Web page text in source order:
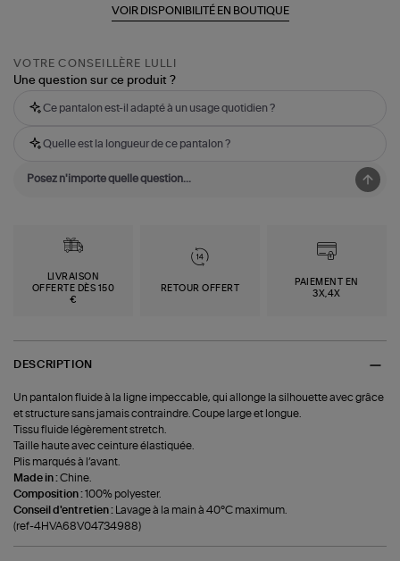
VOIR DISPONIBILITÉ EN BOUTIQUE
VOTRE CONSEILLÈRE LULLI
Une question sur ce produit ?
Ce pantalon est-il adapté à un usage quotidien ?
Quelle est la longueur de ce pantalon ?
LIVRAISON
OFFERTE DÈS 150
€
RETOUR OFFERT
PAIEMENT EN
3X,4X
DESCRIPTION
Un pantalon fluide à la ligne impeccable, qui allonge la silhouette avec grâce
et structure sans jamais contraindre. Coupe large et longue.
Tissu fluide légèrement stretch.
Taille haute avec ceinture élastiquée.
Plis marqués à l’avant.
Made in :Chine.
Composition :100% polyester.
Conseil d'entretien :
Lavage à la main à 40°C maximum.
(ref-4HVA68V04734988)